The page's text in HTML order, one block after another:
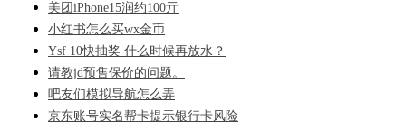
美团iPhone15润约100亓
小红书怎么买wx金币
Ysf 10快抽奖 什么时候再放水？
请教jd预售保价的问题。
吧友们模拟导航怎么弄
京东账号实名帮卡提示银行卡风险